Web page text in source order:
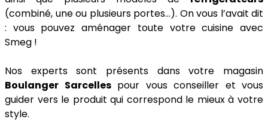
(combiné, une ou plusieurs portes…). On vous l’avait dit
: vous pouvez aménager toute votre cuisine avec
Smeg !
Nos experts sont présents dans votre magasin
Boulanger Sarcellespour vous conseiller et vous
guider vers le produit qui correspond le mieux à votre
style.